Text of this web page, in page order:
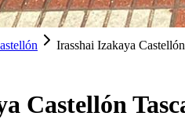
Irasshai Izakaya
Castellón